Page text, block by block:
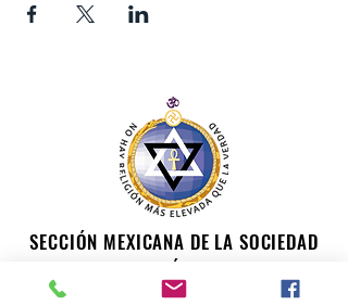
SECCIÓN MEXICANA DE LA SOCIEDAD
TEOSÓFICA